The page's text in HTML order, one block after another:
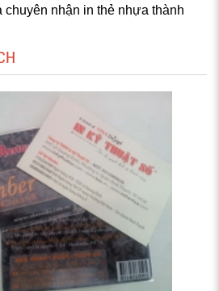
nhận in thẻ nhựa thành